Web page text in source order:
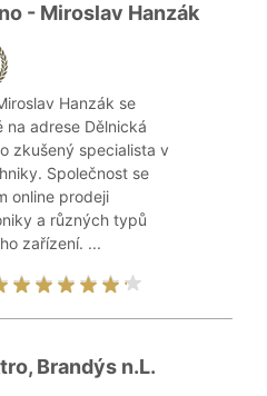
- Miroslav Hanzák
Hanzák se
na adrese Dělnická
zkušený specialista v
Společnost se
online prodeji
a různých typů
zařízení. ...
Brandýs n.L.